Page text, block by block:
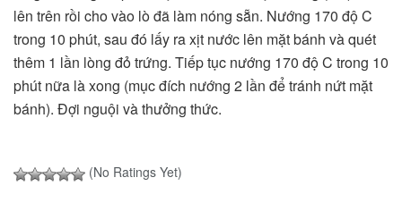
lên trên rồi cho vào lò đã làm nóng sẵn. Nướng 170 độ C
trong 10 phút, sau đó lấy ra xịt nước lên mặt bánh và quét
thêm 1 lần lòng đỏ trứng. Tiếp tục nướng 170 độ C trong 10
phút nữa là xong (mục đích nướng 2 lần để tránh nứt mặt
bánh). Đợi nguội và thưởng thức.
(No Ratings Yet)